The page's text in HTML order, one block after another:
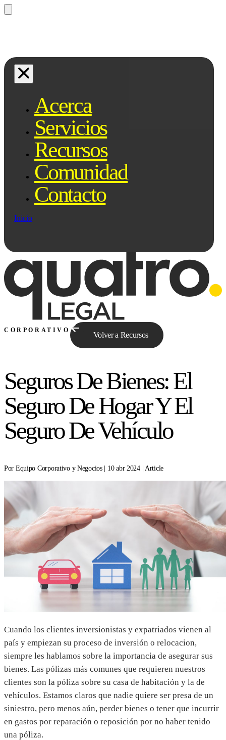
Preguntale a Qe...
Acerca
Servicios
Recursos
Comunidad
Contacto
Inicio
CORPORATIVO
Volver a Recursos
Seguros De Bienes: El
Seguro De Hogar Y El
Seguro De Vehículo
Por Equipo Corporativo y Negocios | 10 abr 2024 | Article
Cuando los clientes inversionistas y expatriados vienen al
país y empiezan su proceso de inversión o relocacion,
siempre les hablamos sobre la importancia de asegurar sus
bienes. Las pólizas más comunes que requieren nuestros
clientes son la póliza sobre su casa de habitación y la de
vehículos. Estamos claros que nadie quiere ser presa de un
siniestro, pero menos aún, perder bienes o tener que incurrir
en gastos por reparación o reposición por no haber tenido
una póliza.